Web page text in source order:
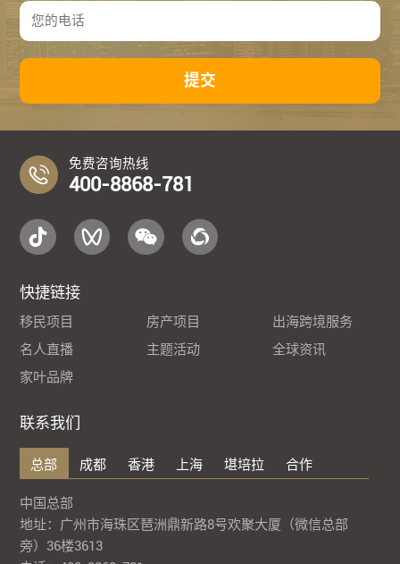
提交
免费咨询热线
400-8868-781
快捷链接
移民项目 房产项目
出海跨境服务
名人直播
主题活动
全球资讯
家叶品牌
联系我们
总部 成都 香港 上海 堪培拉 合作
中国总部
地址：广州市海珠区琶洲鼎新路8号欢聚大厦（微信总部
旁）36楼3613